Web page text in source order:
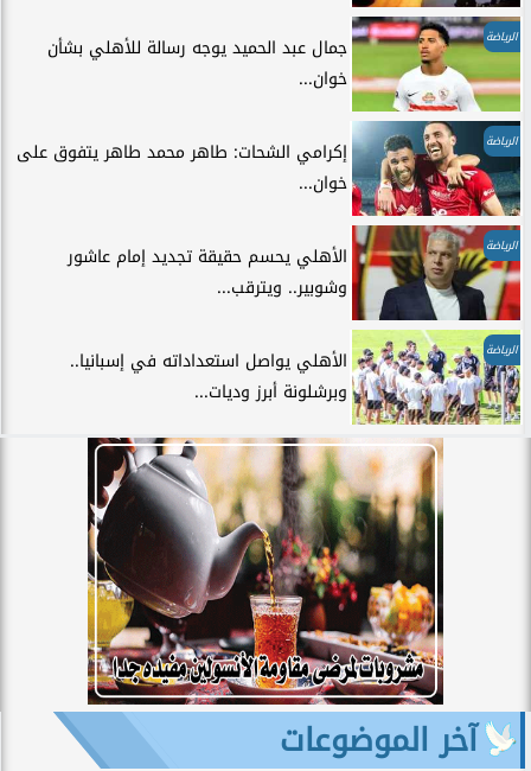
الرياضة
جمال عبد الحميد يوجه رسالة للأهلي بشأن
خوان...
الرياضة
إكرامي الشحات: طاهر محمد طاهر يتفوق على
خوان...
الرياضة
الأهلي يحسم حقيقة تجديد إمام عاشور
وشوبير.. ويترقب...
الرياضة
الأهلي يواصل استعداداته في إسبانيا..
وبرشلونة أبرز وديات...
آخر الموضوعات